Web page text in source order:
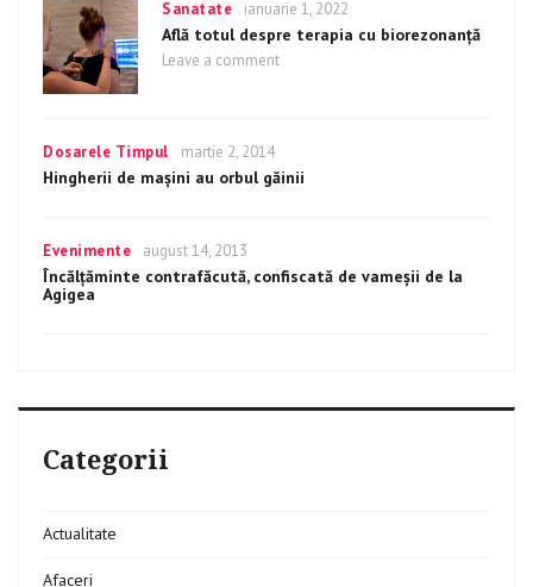
Categories
Sanatate
Posted
on
ianuarie 1, 2022
Află totul despre terapia cu biorezonanță
Leave a comment
cu
biorezonanță
Categories
Dosarele Timpul
Posted
on
martie 2, 2014
Hingherii de mașini au orbul găinii
Categories
Evenimente
Posted
on
august 14, 2013
Încălţăminte contrafăcută, confiscată de vameșii de la
Agigea
Categorii
Actualitate
Afaceri